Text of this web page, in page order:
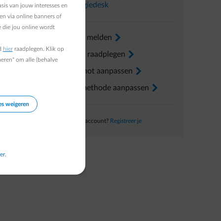
beeld
InEnergiedesk
Verhuis melden arrow-right
Factuur raadplegen arrow-right
Voorschot aanpassen arrow-right
Betaalmethode aanpassen arrow-right
Nog geen account? Registreer je
van jouw interesses en
via online banners of
die jou online wordt
hierraadplegen. Klik op
om alle (behalve
weigeren